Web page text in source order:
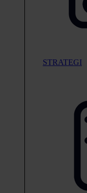
STRATEGI